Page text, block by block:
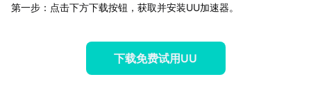
第一步：点击下方下载按钮，获取并安装UU加速器。
下载免费试用UU